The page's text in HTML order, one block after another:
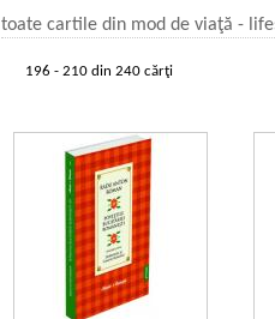
toate cartile din mod de viaţă -
196 - 210 din 240 cărţi